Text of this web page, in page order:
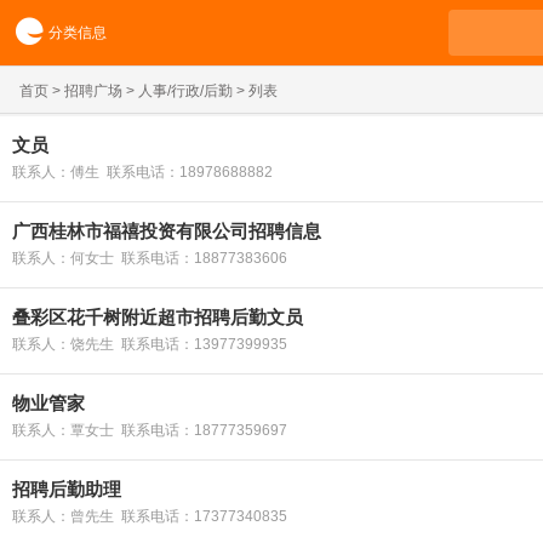
分类信息
首页 > 招聘广场 > 人事/行政/后勤 > 列表
文员
联系人：傅生 联系电话：18978688882
广西桂林市福禧投资有限公司招聘信息
联系人：何女士 联系电话：18877383606
叠彩区花千树附近超市招聘后勤文员
联系人：饶先生 联系电话：13977399935
物业管家
联系人：覃女士 联系电话：18777359697
招聘后勤助理
联系人：曾先生 联系电话：17377340835